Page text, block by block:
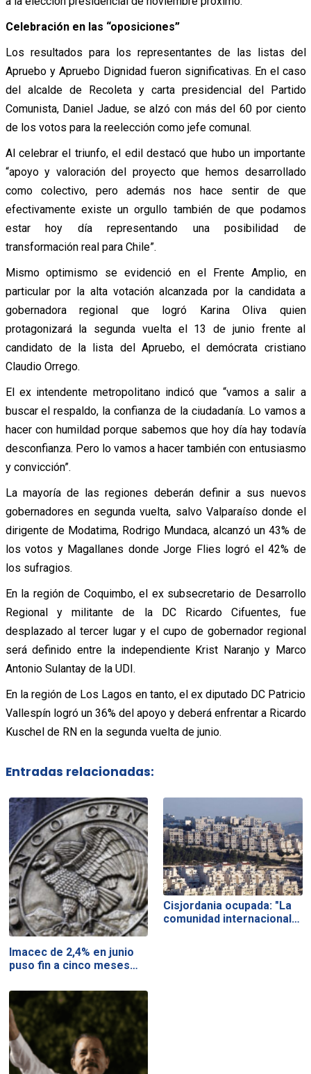
Celebración en las “oposiciones”
Los resultados para los representantes de las listas del
Apruebo y Apruebo Dignidad fueron significativas. En el caso
del alcalde de Recoleta y carta presidencial del Partido
Comunista, Daniel Jadue, se alzó con más del 60 por ciento
de los votos para la reelección como jefe comunal.
Al celebrar el triunfo, el edil destacó que hubo un importante
“apoyo y valoración del proyecto que hemos desarrollado
como colectivo, pero además nos hace sentir de que
efectivamente existe un orgullo también de que podamos
estar hoy día representando una posibilidad de
transformación real para Chile”.
Mismo optimismo se evidenció en el Frente Amplio, en
particular por la alta votación alcanzada por la candidata a
gobernadora regional que logró Karina Oliva quien
protagonizará la segunda vuelta el 13 de junio frente al
candidato de la lista del Apruebo, el demócrata cristiano
Claudio Orrego.
El ex intendente metropolitano indicó que “vamos a salir a
buscar el respaldo, la confianza de la ciudadanía. Lo vamos a
hacer con humildad porque sabemos que hoy día hay todavía
desconfianza. Pero lo vamos a hacer también con entusiasmo
y convicción”.
La mayoría de las regiones deberán definir a sus nuevos
gobernadores en segunda vuelta, salvo Valparaíso donde el
dirigente de Modatima, Rodrigo Mundaca, alcanzó un 43% de
los votos y Magallanes donde Jorge Flies logró el 42% de
los sufragios.
En la región de Coquimbo, el ex subsecretario de Desarrollo
Regional y militante de la DC Ricardo Cifuentes, fue
desplazado al tercer lugar y el cupo de gobernador regional
será definido entre la independiente Krist Naranjo y Marco
Antonio Sulantay de la UDI.
En la región de Los Lagos en tanto, el ex diputado DC Patricio
Vallespín logró un 36% del apoyo y deberá enfrentar a Ricardo
Kuschel de RN en la segunda vuelta de junio.
Entradas relacionadas:
Imacec de 2,4% en junio
puso fin a cinco meses…
Cisjordania ocupada: "La
comunidad internacional…